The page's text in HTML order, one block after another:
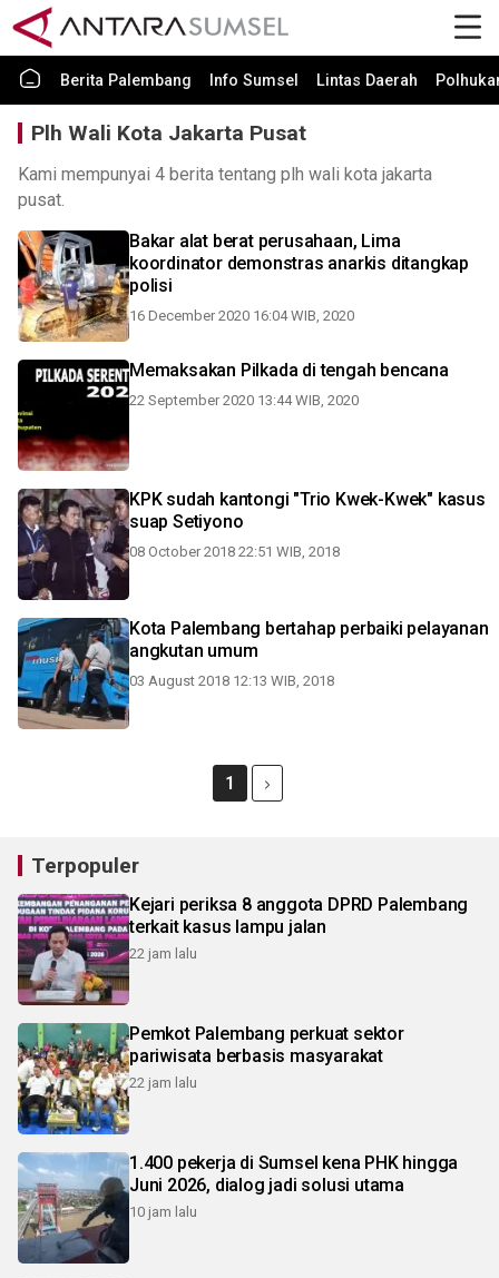
Berita Palembang Info Sumsel Lintas Daerah
Plh Wali Kota Jakarta Pusat
Kami mempunyai 4 berita tentang plh wali kota jakarta
pusat.
Bakar alat berat perusahaan, Lima
koordinator demonstras anarkis ditangkap
polisi
16 December 2020 16:04 WIB, 2020
Memaksakan Pilkada di tengah bencana
22 September 2020 13:44 WIB, 2020
KPK sudah kantongi "Trio Kwek-Kwek" kasus
suap Setiyono
08 October 2018 22:51 WIB, 2018
Kota Palembang bertahap perbaiki pelayanan
angkutan umum
03 August 2018 12:13 WIB, 2018
1
Terpopuler
Kejari periksa 8 anggota DPRD Palembang
terkait kasus lampu jalan
22 jam lalu
Pemkot Palembang perkuat sektor
pariwisata berbasis masyarakat
22 jam lalu
1.400 pekerja di Sumsel kena PHK hingga
Juni 2026, dialog jadi solusi utama
10 jam lalu